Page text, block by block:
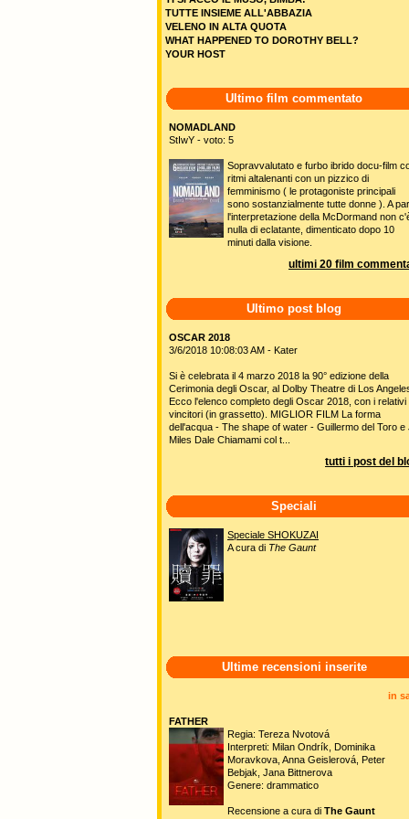
TUTTE INSIEME ALL'ABBAZIA
VELENO IN ALTA QUOTA
WHAT HAPPENED TO DOROTHY BELL?
YOUR HOST
Ultimo film commentato
NOMADLAND
StIwY - voto: 5
Sopravvalutato e furbo ibrido docu-film
ritmi altalenanti con un pizzico di
femminismo ( le protagoniste principali
sono sostanzialmente tutte donne ). A
l'interpretazione della McDormand non
nulla di eclatante, dimenticato dopo 10
minuti dalla visione.
ultimi 20 film
Ultimo post blog
OSCAR 2018
3/6/2018 10:08:03 AM - Kater
Si è celebrata il 4 marzo 2018 la 90° edizione della
Cerimonia degli Oscar, al Dolby Theatre di Los
Ecco l'elenco completo degli Oscar 2018, con i relativi
vincitori (in grassetto). MIGLIOR FILM La forma
dell'acqua - The shape of water - Guillermo del Toro e
Miles Dale Chiamami col t...
tutti i post del
Speciali
Speciale SHOKUZAI
A cura di The Gaunt
Ultime recensioni inserite
in
FATHER
Regia: Tereza Nvotová
Interpreti: Milan Ondrík, Dominika
Moravkova, Anna Geislerová, Peter
Bebjak, Jana Bittnerova
Genere: drammatico
Recensione a cura di The Gaunt